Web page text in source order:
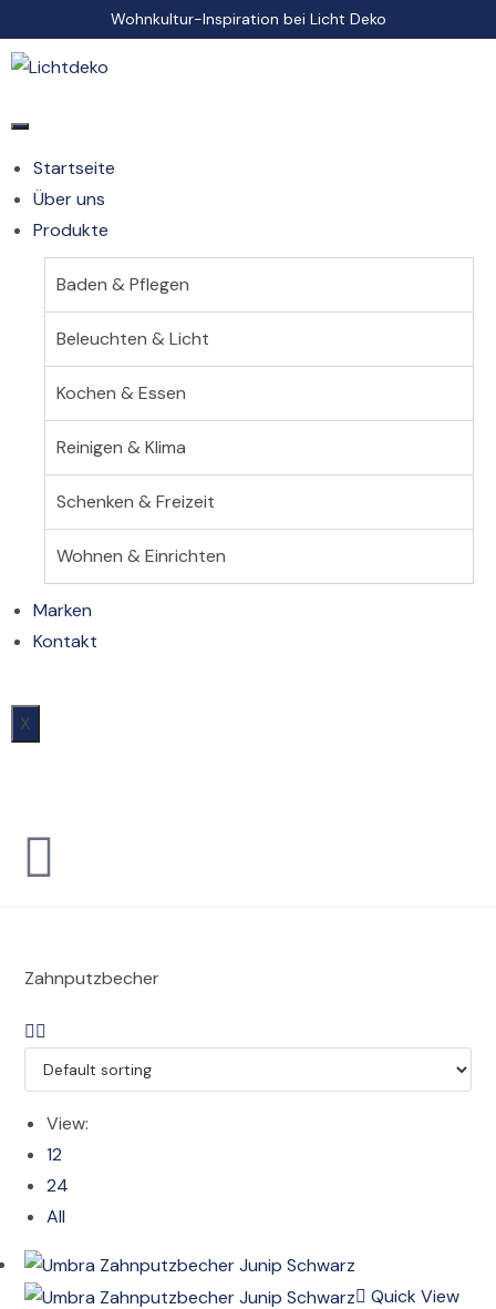
Wohnkultur-Inspiration bei Licht Deko
Startseite
Über uns
Produkte
Baden & Pflegen
Beleuchten & Licht
Kochen & Essen
Reinigen & Klima
Schenken & Freizeit
Wohnen & Einrichten
Marken
Kontakt
X
Zahnputzbecher
View:
12
24
All
Quick View